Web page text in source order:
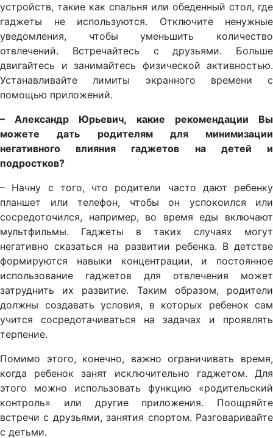
устройств, такие как спальня или обеденный стол, где
гаджеты не используются. Отключите ненужные
уведомления, чтобы уменьшить количество
отвлечений. Встречайтесь с друзьями. Больше
двигайтесь и занимайтесь физической активностью.
Устанавливайте лимиты экранного времени с
помощью приложений.
– Александр Юрьевич, какие рекомендации Вы
можете дать родителям для минимизации
негативного влияния гаджетов на детей и
подростков?
– Начну с того, что родители часто дают ребенку
планшет или телефон, чтобы он успокоился или
сосредоточился, например, во время еды включают
мультфильмы. Гаджеты в таких случаях могут
негативно сказаться на развитии ребенка. В детстве
формируются навыки концентрации, и постоянное
использование гаджетов для отвлечения может
затруднить их развитие. Таким образом, родители
должны создавать условия, в которых ребенок сам
учится сосредотачиваться на задачах и проявлять
терпение.
Помимо этого, конечно, важно ограничивать время,
когда ребенок занят исключительно гаджетом. Для
этого можно использовать функцию «родительский
контроль» или другие приложения. Поощряйте
встречи с друзьями, занятия спортом. Разговаривайте
с детьми.